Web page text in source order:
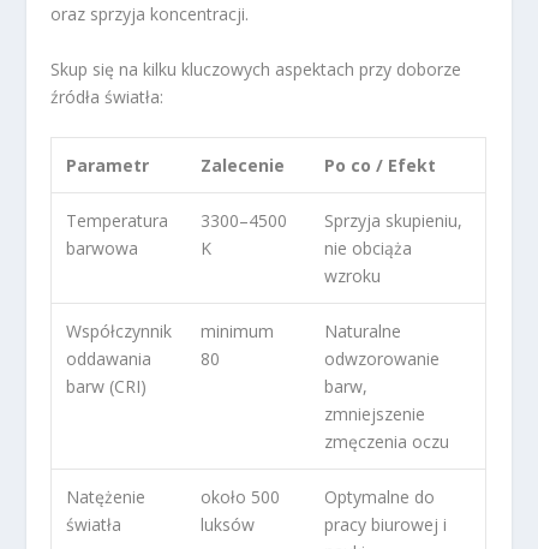
oraz sprzyja koncentracji.
Skup się na kilku kluczowych aspektach przy doborze
źródła światła:
Parametr Zalecenie Po co / Efekt
Temperatura
barwowa
3300–4500
K
Sprzyja skupieniu,
nie obciąża
wzroku
Współczynnik
oddawania
barw (CRI)
minimum
80
Naturalne
odwzorowanie
barw,
zmniejszenie
zmęczenia oczu
Natężenie
światła
około 500
luksów
Optymalne do
pracy biurowej i